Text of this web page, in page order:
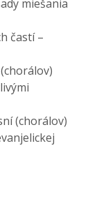
miešania
častí –
(chorálov)